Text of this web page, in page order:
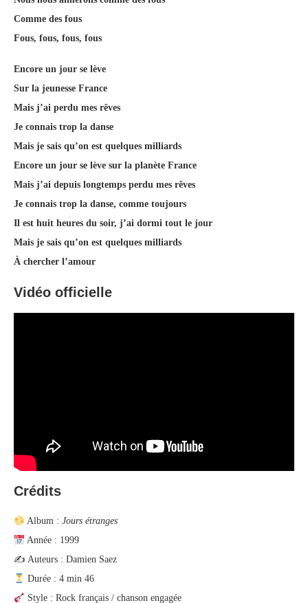
Comme des fous
Fous, fous, fous, fous
Encore un jour se lève
Sur la jeunesse France
Mais j’ai perdu mes rêves
Je connais trop la danse
Mais je sais qu’on est quelques milliards
Encore un jour se lève sur la planète France
Mais j’ai depuis longtemps perdu mes rêves
Je connais trop la danse, comme toujours
Il est huit heures du soir, j’ai dormi tout le jour
Mais je sais qu’on est quelques milliards
À chercher l’amour
Vidéo officielle
Crédits
Album : Jours étranges
Année : 1999
✍️ Auteurs : Damien Saez
Durée : 4 min 46
Style : Rock français / chanson engagée